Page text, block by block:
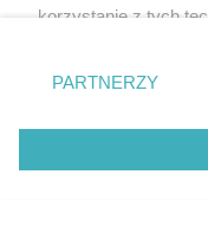
korzystanie z tych
zmienić/wycofać
znajdujący się w
rodzaje
użytkownika, ale
przetwarzaniu.
PARTNERZY